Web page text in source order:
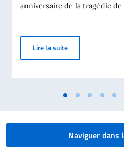
anniversaire de la tragédie
Lire la suiteMessage du
Naviguer dans